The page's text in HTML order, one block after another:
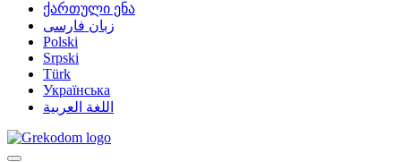
ქართული ენა
زبان فارسی
Polski
Srpski
Türk
Українська
اللغة العربية